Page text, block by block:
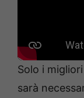
Solo i
sarà